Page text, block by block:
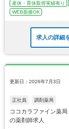
産休・育休取得実績有り
WEB面接OK
求人の詳細
更新日：2026年7月3日
正社員 調剤薬局
ココカラファイン薬
の薬剤師求人